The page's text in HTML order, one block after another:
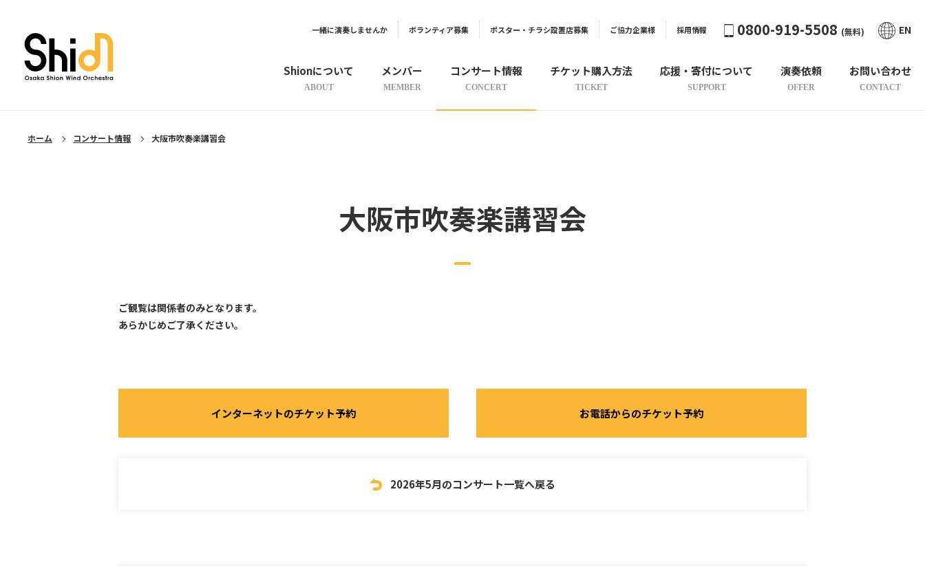
Shionについて
ABOUT
メンバー
MEMBER
コンサート情報
CONCERT
チケット購入方法
TICKET
応援・寄付について
SUPPORT
演奏依頼
OFFER
お問い合わせ
CONTACT
一緒に演奏しませんか ボランティア募集 ポスター・チラシ設置店募集 ご協力企業様 採用情報 0800-919-5508 (無料) EN
ホーム コンサート情報 大阪市吹奏楽講習会
大阪市吹奏楽講習会
ご観覧は関係者のみとなります。
あらかじめご了承ください。
インターネットのチケット予約 お電話からのチケット予約
2026年5月のコンサート一覧へ戻る